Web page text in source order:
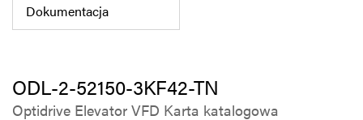
Dokumentacja
ODL-2-52150-3KF42-TN
Optidrive Elevator VFD Karta katalogowa